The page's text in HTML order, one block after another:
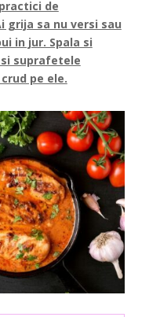
de
grija sa nu versi sau
in jur. Spala si
suprafetele
pe ele.